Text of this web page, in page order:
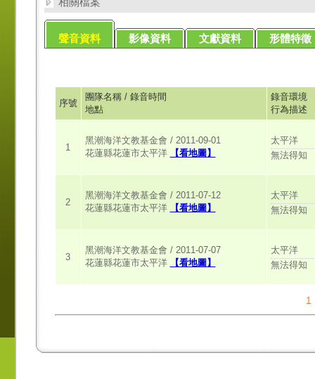
聲音資料 影像資料 文獻資料 形體特徵
序號
團隊名稱 / 錄音時間
地點
錄音環境
行為描述
1
黑潮海洋文教基金會 / 2011-09-01
花蓮縣花蓮市太平洋
【看地圖】
太平洋
無法得知
2
黑潮海洋文教基金會 / 2011-07-12
花蓮縣花蓮市太平洋
【看地圖】
太平洋
無法得知
3
黑潮海洋文教基金會 / 2011-07-07
花蓮縣花蓮市太平洋
【看地圖】
太平洋
無法得知
1